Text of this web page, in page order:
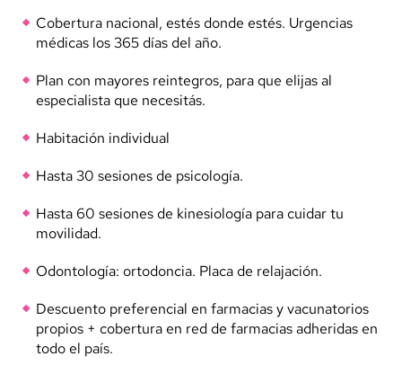
Cobertura nacional, estés donde estés. Urgencias
médicas los 365 días del año.
Plan con mayores reintegros, para que elijas al
especialista que necesitás.
Habitación individual
Hasta 30 sesiones de psicología.
Hasta 60 sesiones de kinesiología para cuidar tu
movilidad.
Odontología: ortodoncia. Placa de relajación.
Descuento preferencial en farmacias y vacunatorios
propios + cobertura en red de farmacias adheridas en
todo el país.